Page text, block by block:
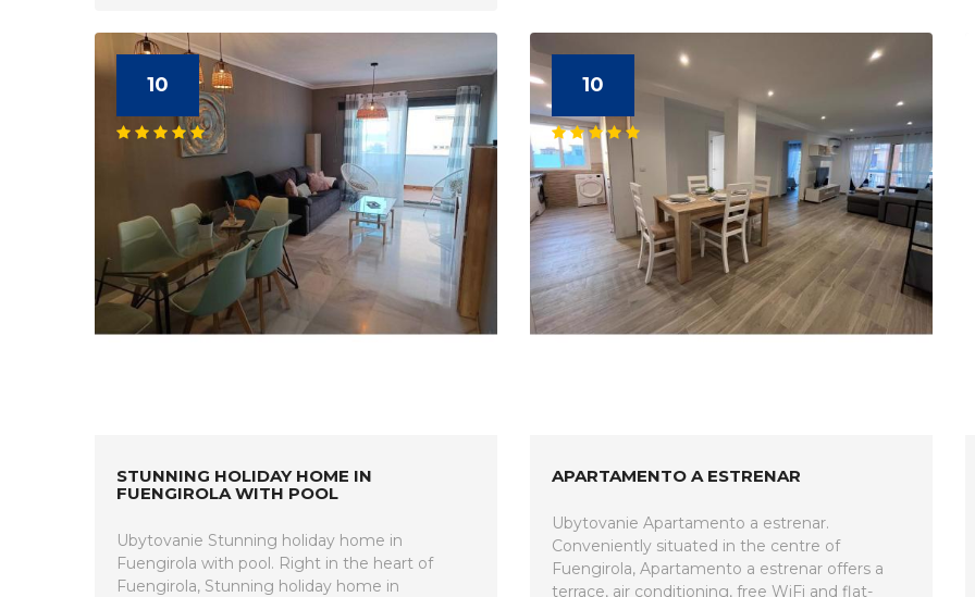
10
STUNNING HOLIDAY HOME IN
FUENGIROLA WITH POOL
Ubytovanie Stunning holiday home in
Fuengirola with pool. Right in the heart of
Fuengirola, Stunning holiday home in
10
APARTAMENTO A ESTRENAR
Ubytovanie Apartamento a estrenar.
Conveniently situated in the centre of
Fuengirola, Apartamento a estrenar offers a
terrace, air conditioning, free WiFi and flat-